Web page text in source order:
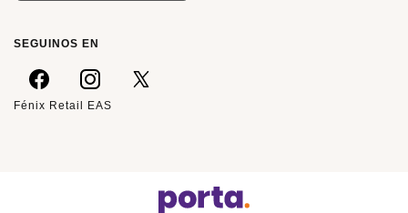
SEGUINOS EN
Fénix Retail EAS